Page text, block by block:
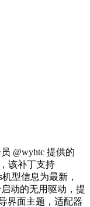
@wyhtc 提供的
该补丁支持
型信息为最新，
动的无用驱动，提
界面主题，适配器